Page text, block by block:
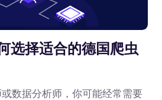
选择适合的德国爬虫
数据分析师，你可能经常需要